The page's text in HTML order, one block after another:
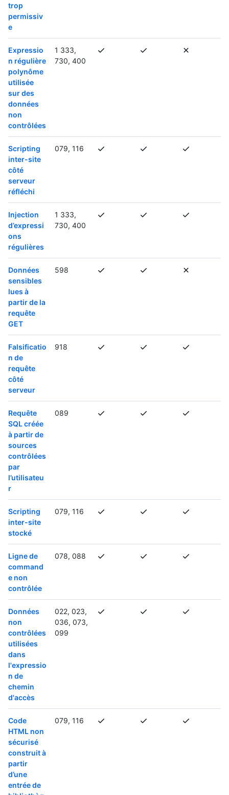
trop
permissiv
e
Expressio
n régulière
polynôme
utilisée
sur des
données
non
contrôlées
1 333,
730, 400
Scripting
inter-site
côté
serveur
réfléchi
079, 116
Injection
d’expressi
ons
régulières
1 333,
730, 400
Données
sensibles
lues à
partir de la
requête
GET
598
Falsificatio
n de
requête
côté
serveur
918
Requête
SQL créée
à partir de
sources
contrôlées
par
l’utilisateu
r
089
Scripting
inter-site
stocké
079, 116
Ligne de
command
e non
contrôlée
078, 088
Données
non
contrôlées
utilisées
dans
l'expressio
n de
chemin
d'accès
022, 023,
036, 073,
099
Code
HTML non
sécurisé
construit à
partir
d’une
entrée de
079, 116